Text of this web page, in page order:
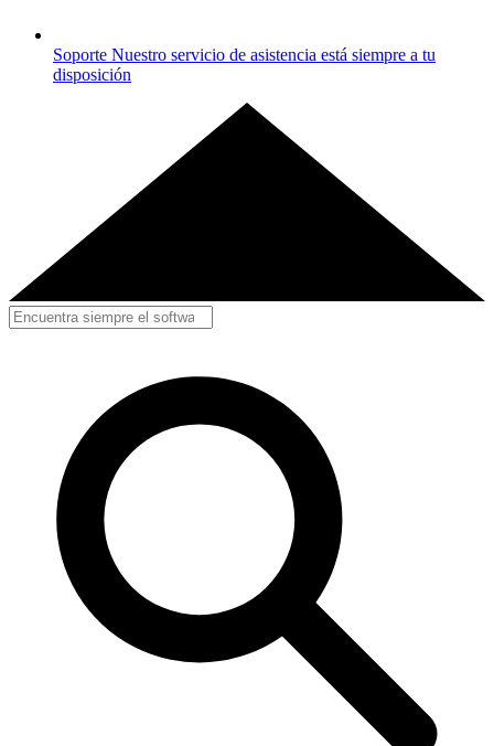
Soporte Nuestro servicio de asistencia está siempre a tu
disposición